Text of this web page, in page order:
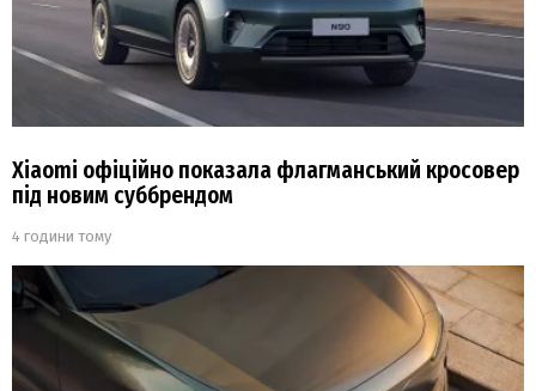
Xiaomi офіційно показала флагманський кросовер
під новим суббрендом
4 години тому